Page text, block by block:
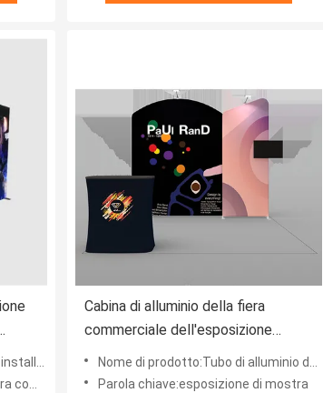
di tensione
Cabina di alluminio della fiera
commerciale dell'esposizione
modulare di mostra di 10 x 20 pesi
leggeri
Nome di prodotto:Tubo di alluminio della nuova fiera commerciale portatile modulare su ordinazione di progettazione p
Parola chiave:esposizione di mostra